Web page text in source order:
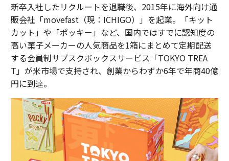
新卒入社したリクルートを退職後、2015年に海外向け通
販会社「movefast（現：ICHIGO）」を起業。「キット
カット」や「ポッキー」など、国内ではすでに認知度の
高い菓子メーカーの人気商品を1箱にまとめて定期配送
する会員制サブスクボックスサービス「TOKYO TREA
T」が米市場で支持され、創業からわずか6年で年商40億
円に到達。